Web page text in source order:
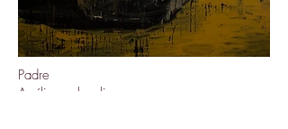
Padre
Acrílico sobre lienzo.